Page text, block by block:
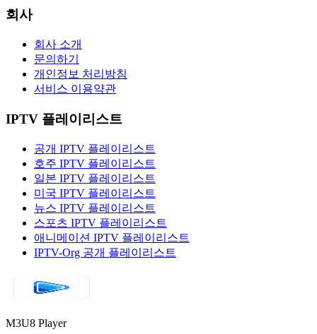
회사
회사 소개
문의하기
개인정보 처리방침
서비스 이용약관
IPTV 플레이리스트
공개 IPTV 플레이리스트
호주 IPTV 플레이리스트
일본 IPTV 플레이리스트
미국 IPTV 플레이리스트
뉴스 IPTV 플레이리스트
스포츠 IPTV 플레이리스트
애니메이션 IPTV 플레이리스트
IPTV-Org 공개 플레이리스트
M3U8 Player